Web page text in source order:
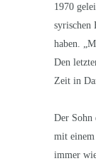
1970
syrischen
haben.
Den
Zeit in
Der Sohn
mit einem
immer